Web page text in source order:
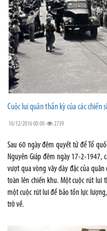
Cuộc lui quân thần kỳ của các chiến
16/12/2016 00:00 2739
Sau 60 ngày đêm quyết tử để Tổ
Nguyên Giáp đêm ngày 17-2-1947,
vượt qua vòng vây dày đặc của
toàn lên chiến khu. Một cuộc rút lui
một cuộc rút lui để bảo tồn lực
trở về.